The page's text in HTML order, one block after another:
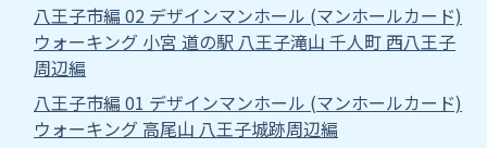
八王子市編 02 デザインマンホール (マンホールカード)
ウォーキング 小宮 道の駅 八王子滝山 千人町 西八王子
周辺編
八王子市編 01 デザインマンホール (マンホールカード)
ウォーキング 高尾山 八王子城跡周辺編